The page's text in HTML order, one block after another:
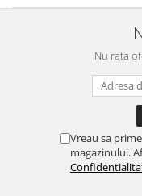
Nu rata
Vreau sa
magazinului.